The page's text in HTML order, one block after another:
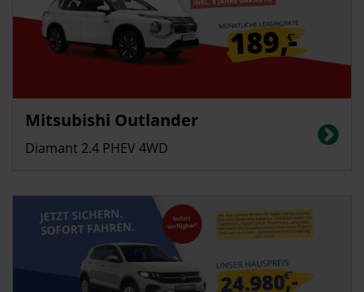
Energieverbrauch (gewichtet kombiniert) 2,7 l/100 km; Stromverbrauch 16
kWh/100 km; CO2-Emissionen (gewichtet kombiniert): 60 g/km; CO2-
Klasse: B
Mitsubishi Outlander
Diamant 2.4 PHEV 4WD